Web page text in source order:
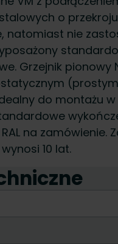
o
natomiast nie
Grzejnik
do montażu
RAL na
10 lat.